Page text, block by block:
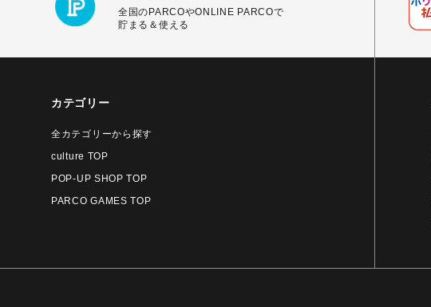
全国のPARCOやONLINE PARCOで
貯まる＆使える
カテゴリー
全カテゴリーから探す
culture TOP
POP-UP SHOP TOP
PARCO GAMES TOP